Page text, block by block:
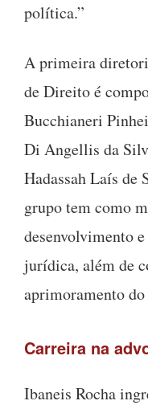
política.”
A primeira
de Direito é
Bucchianeri
Di Angellis da
Hadassah Laís de
grupo tem como
desenvolvimento
jurídica, além de
aprimoramento
Carreira na
Ibaneis Rocha